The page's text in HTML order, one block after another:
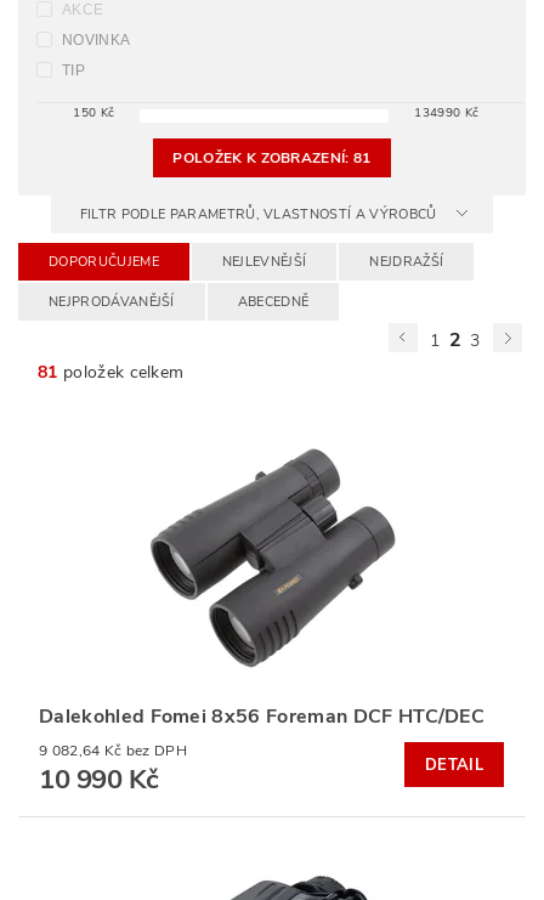
AKCE
NOVINKA
TIP
150 Kč 134990 Kč
POLOŽEK K ZOBRAZENÍ:81
FILTR PODLE PARAMETRŮ, VLASTNOSTÍ A VÝROBCŮ
DOPORUČUJEME NEJLEVNĚJŠÍ NEJDRAŽŠÍ
NEJPRODÁVANĚJŠÍ ABECEDNĚ
1 2 3
81 položek celkem
Dalekohled Fomei 8x56 Foreman DCF HTC/DEC
9 082,64 Kč bez DPH
10 990 Kč DETAIL